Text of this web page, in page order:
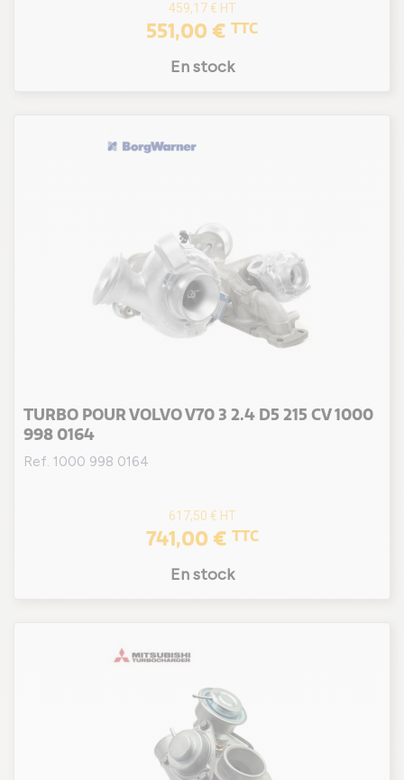
459,17 € HT
551,00 € TTC
En stock
TURBO POUR VOLVO V70 3 2.4 D5 215 CV 1000
998 0164
Ref. 1000 998 0164
617,50 € HT
741,00 € TTC
En stock